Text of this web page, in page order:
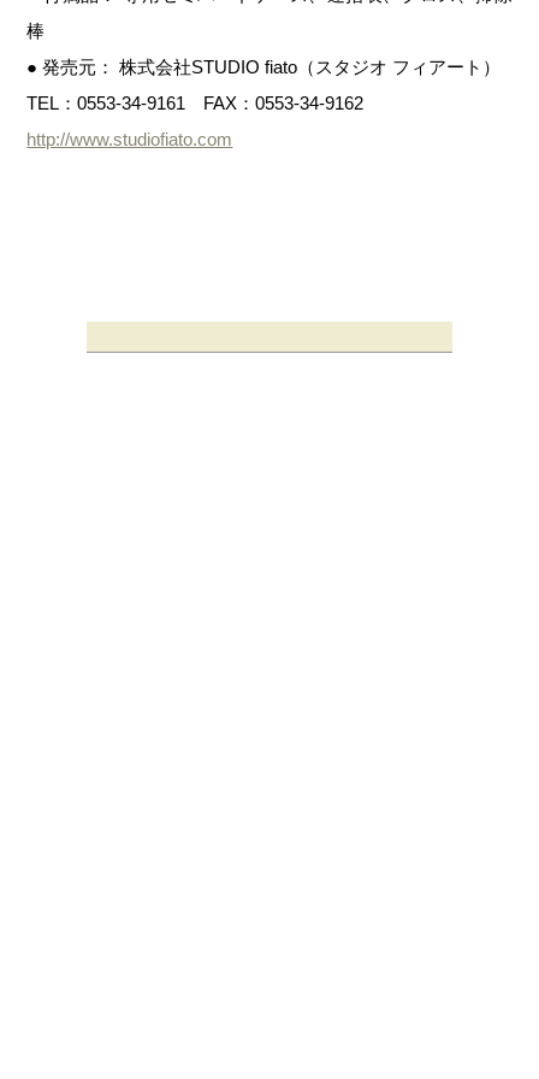
棒
● 発売元： 株式会社STUDIO fiato（スタジオ フィアート）
TEL：0553-34-9161 FAX：0553-34-9162
http://www.studiofiato.com